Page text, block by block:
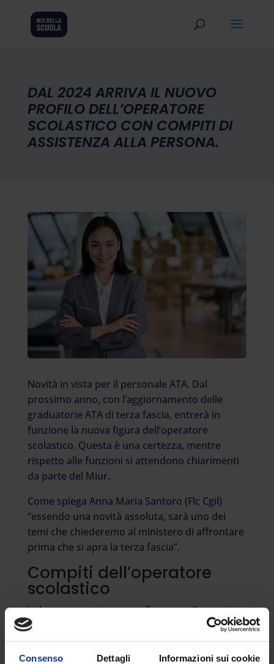
Consenso Dettagli Informazioni sui cookie
DAL 2024 ARRIVA IL NUOVO
PROFILO DELL’OPERATORE
SCOLASTICO CON COMPITI DI
ASSISTENZA ALLA PERSONA.
Novità in vista per il personale ATA. Dal
prossimo anno, con l’aggiornamento delle
graduatorie ATA di terza fascia, entrerà in
funzione la nuova figura dell’operatore
scolastico. Questa è una certezza, mentre
rispetto alle funzioni si attendono chiarimenti
da parte del Miur.
Come spiega Anna Maria Santoro (Flc Cgil)
“essendo una novità assoluta, sarà uno dei
temi che chiederemo al ministero di affrontare
prima che si apra la terza fascia”.
Compiti dell’operatore
scolastico
In base a quanto emerso fino a ora l’operatore
scolastico sarà addetto ai servizi generali della
scuola. Queste, a titolo esemplificativo, alcune
delle funzioni: